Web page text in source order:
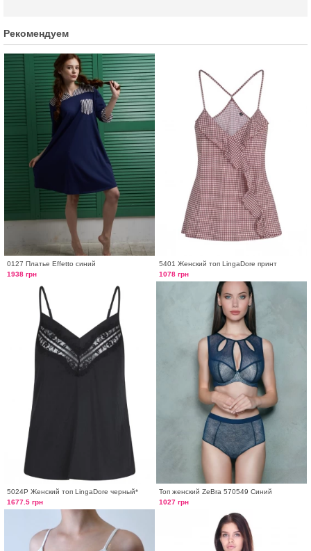
Рекомендуем
0127 Платье Effetto синий
1938 грн
5401 Женский топ LingaDore принт
1078 грн
5024P Женский топ LingaDore черный*
1677.5 грн
Топ женский ZeBra 570549 Синий
1027 грн